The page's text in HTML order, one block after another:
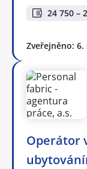
24 750 –
Zveřejněno: 6.
Operátor